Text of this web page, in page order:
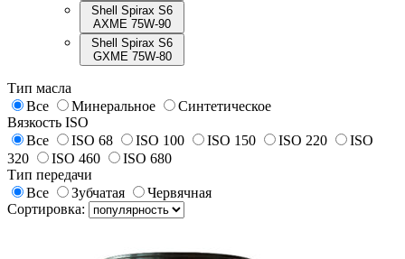
Shell Spirax S6
AXME 75W-90
Shell Spirax S6
GXME 75W-80
Тип масла
Все
Минеральное
Синтетическое
Вязкость ISO
Все
ISO 68 ISO 100 ISO 150 ISO 220
ISO
320
ISO 460
ISO 680
Тип передачи
Все
Зубчатая
Червячная
Сортировка: